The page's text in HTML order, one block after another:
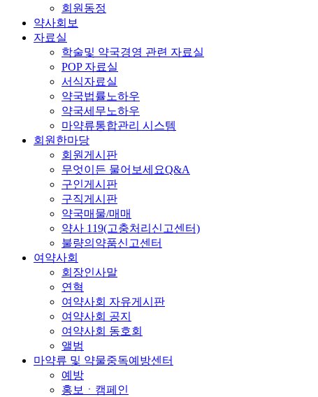
회원동정
약사회보
자료실
학술및 약국경영 관련 자료실
POP 자료실
서식자료실
약국법률노하우
약국세무노하우
마약류통합관리 시스템
회원한마당
회원게시판
무엇이든 물어보세요Q&A
구인게시판
구직게시판
약국매물/매매
약사 119(고충처리신고센터)
불량의약품신고센터
여약사회
회장인사말
연혁
여약사회 자유게시판
여약사회 공지
여약사회 동호회
앨범
마약류 및 약물중독예방센터
예방
홍보ㆍ캠페인